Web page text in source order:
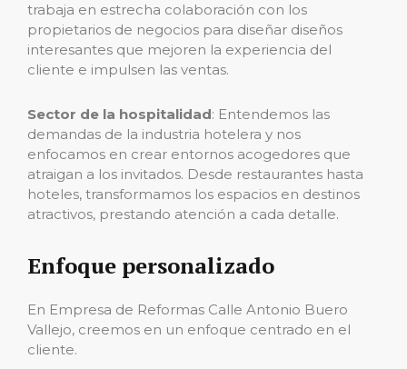
trabaja en estrecha colaboración con los
propietarios de negocios para diseñar diseños
interesantes que mejoren la experiencia del
cliente e impulsen las ventas.
Sector de la hospitalidad: Entendemos las
demandas de la industria hotelera y nos
enfocamos en crear entornos acogedores que
atraigan a los invitados. Desde restaurantes hasta
hoteles, transformamos los espacios en destinos
atractivos, prestando atención a cada detalle.
Enfoque personalizado
En Empresa de Reformas Calle Antonio Buero
Vallejo, creemos en un enfoque centrado en el
cliente.